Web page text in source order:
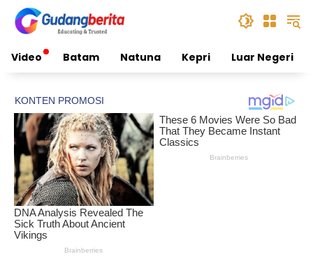
content
Video Batam Natuna Kepri Luar Negeri